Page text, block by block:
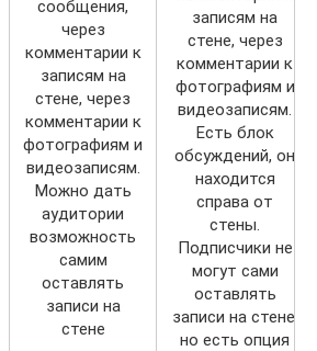
сообщения,
через
комментарии к
записям на
стене, через
комментарии к
фотографиям и
видеозаписям.
Можно дать
аудитории
возможность
самим
оставлять
записи на
стене
записям на
стене, через
комментарии к
фотографиям и
видеозаписям.
Есть блок
обсуждений, он
находится
справа от
стены.
Подписчики не
могут сами
оставлять
записи на стене,
но есть опция